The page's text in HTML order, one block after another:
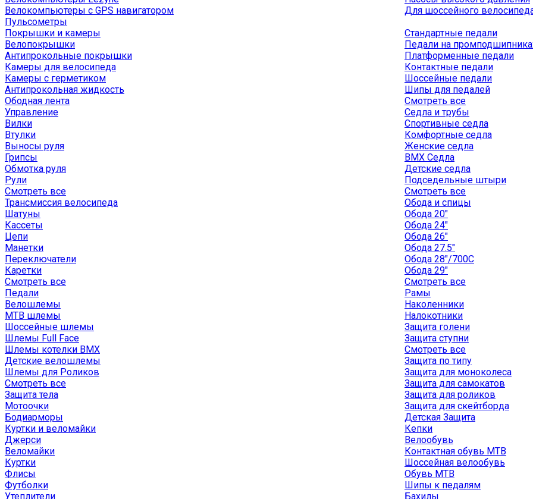
Велокомпьютеры с GPS навигатором
Пульсометры
Для шоссейного
Покрышки и камеры
Велопокрышки
Антипрокольные покрышки
Камеры для велосипеда
Камеры с герметиком
Антипрокольная жидкость
Ободная лента
Управление
Вилки
Втулки
Выносы руля
Грипсы
Обмотка руля
Рули
Смотреть все
Трансмиссия велосипеда
Шатуны
Кассеты
Цепи
Манетки
Переключатели
Каретки
Смотреть все
Педали
Стандартные педали
Педали на
Платформенные педали
Контактные педали
Шоссейные педали
Шипы для педалей
Смотреть все
Седла и трубы
Спортивные седла
Комфортные седла
Женские седла
BMX Седла
Детские седла
Подседельные штыри
Смотреть все
Обода и спицы
Обода 20"
Обода 24"
Обода 26"
Обода 27.5"
Обода 28"/700C
Обода 29"
Смотреть все
Рамы
Велошлемы
MTB шлемы
Шоссейные шлемы
Шлемы Full Face
Шлемы котелки BMX
Детские велошлемы
Шлемы для Роликов
Смотреть все
Защита тела
Мотоочки
Бодиарморы
Наколенники
Налокотники
Защита голени
Защита ступни
Смотреть все
Защита по типу
Защита для моноколеса
Защита для самокатов
Защита для роликов
Защита для скейтборда
Детская Защита
Куртки и веломайки
Джерси
Веломайки
Куртки
Флисы
Футболки
Утеплители
Кепки
Велообувь
Контактная обувь MTB
Шоссейная велообувь
Обувь MTB
Шипы к педалям
Бахилы